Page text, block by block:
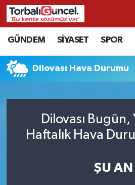
GÜNDEM SİYASET SPOR
Dilovası Hava Durumu
Dilovası Bugün,
Haftalık Hava
ŞU AN
İzmir Nöbetçi Eczaneler
İzmir Hava Durumu
İzmir Trafik Yoğunluk
Süper Lig Puan Durumu ve